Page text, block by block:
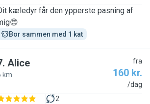
kæledyr får den ypperste pasning af
Bor sammen med 1 kat
. Alice
km
fra
160 kr.
/dag
2